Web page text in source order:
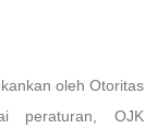
oleh Otoritas
peraturan, OJK